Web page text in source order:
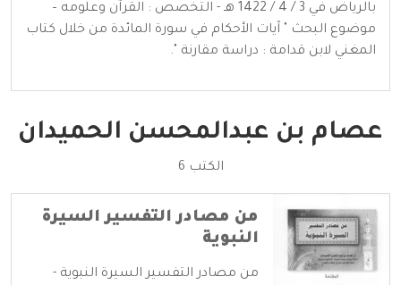
بالرياض في 3 / 4 / 1422 هـ - التخصص : القرآن وعلومه –
موضوع البحث " آيات الأحكام في سورة المائدة من خلال كتاب
المغني لابن قدامة : دراسة مقارنة ".
عصام بن عبدالمحسن الحميدان
الكتب 6
من مصادر التفسير السيرة
النبوية
من مصادر التفسير السيرة النبوية -